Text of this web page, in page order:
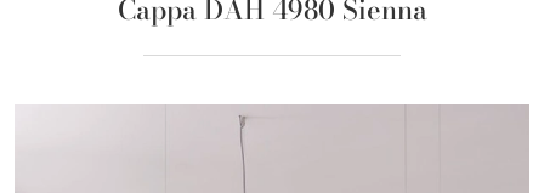
Cappa DAH 4980 Sienna